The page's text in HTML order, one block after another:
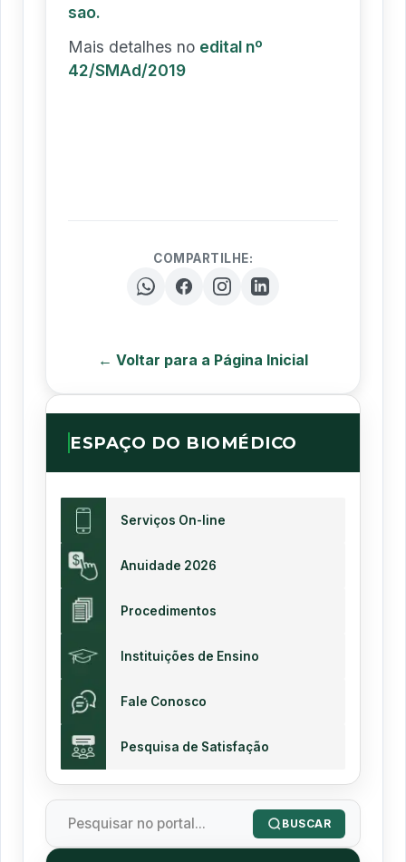
sao.
Mais detalhes no edital nº
42/SMAd/2019
COMPARTILHE:
← Voltar para a Página Inicial
ESPAÇO DO BIOMÉDICO
Serviços On-line
Anuidade 2026
Procedimentos
Instituições de Ensino
Fale Conosco
Pesquisa de Satisfação
BUSCAR